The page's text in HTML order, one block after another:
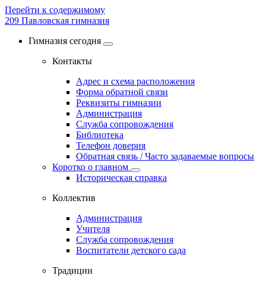
Перейти к содержимому
209 Павловская гимназия
Гимназия сегодня
Контакты
Адрес и схема расположения
Форма обратной связи
Реквизиты гимназии
Администрация
Служба сопровождения
Библиотека
Телефон доверия
Обратная связь / Часто задаваемые вопросы
Коротко о главном
Историческая справка
Коллектив
Администрация
Учителя
Служба сопровождения
Воспитатели детского сада
Традиции